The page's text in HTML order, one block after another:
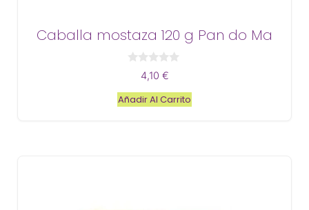
Caballa mostaza 120 g Pan do Ma
e
5
4,10 €
Añadir Al Carrito